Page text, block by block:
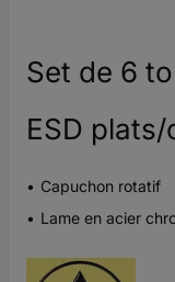
Set de 6
ESD
Capuchon rotatif
Lame en acier